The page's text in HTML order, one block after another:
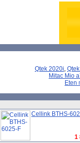
Qtek 2020i,
Mitac Mio
Eten
Cellink BTHS-
1